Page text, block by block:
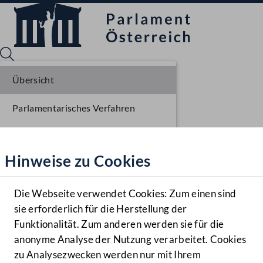
Hilfe
Benutzer
Navigationsmenü öffnen
MENÜ
Hinweise zu Cookies
Die Webseite verwendet Cookies: Zum einen sind
sie erforderlich für die Herstellung der
Funktionalität. Zum anderen werden sie für die
anonyme Analyse der Nutzung verarbeitet. Cookies
zu Analysezwecken werden nur mit Ihrem
Übersicht
Parlamentarisches Verfahren
Ausschussberatungen NR
Plenarberatungen NR